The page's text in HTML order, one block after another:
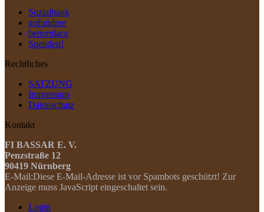
Sozialbank
gofundme
betterplace
Spenden!
Rechtliches
SATZUNG
Impressum
Datenschutz
Kontakt
FI BASSAR E. V.
Penzstraße 12
90419 Nürnberg
E-Mail:Diese E-Mail-Adresse ist vor Spambots geschützt! Zur
Anzeige muss JavaScript eingeschaltet sein.
Login